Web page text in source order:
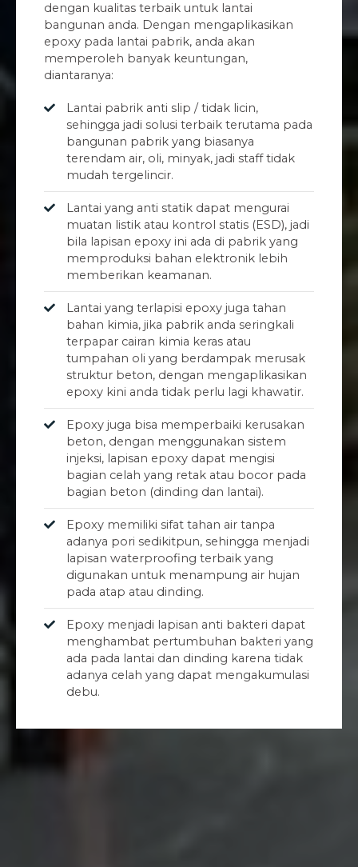
dengan kualitas terbaik untuk lantai
bangunan anda. Dengan mengaplikasikan
epoxy pada lantai pabrik, anda akan
memperoleh banyak keuntungan,
diantaranya:
Lantai pabrik anti slip / tidak licin,
sehingga jadi solusi terbaik terutama pada
bangunan pabrik yang biasanya
terendam air, oli, minyak, jadi staff tidak
mudah tergelincir.
Lantai yang anti statik dapat mengurai
muatan listik atau kontrol statis (ESD), jadi
bila lapisan epoxy ini ada di pabrik yang
memproduksi bahan elektronik lebih
memberikan keamanan.
Lantai yang terlapisi epoxy juga tahan
bahan kimia, jika pabrik anda seringkali
terpapar cairan kimia keras atau
tumpahan oli yang berdampak merusak
struktur beton, dengan mengaplikasikan
epoxy kini anda tidak perlu lagi khawatir.
Epoxy juga bisa memperbaiki kerusakan
beton, dengan menggunakan sistem
injeksi, lapisan epoxy dapat mengisi
bagian celah yang retak atau bocor pada
bagian beton (dinding dan lantai).
Epoxy memiliki sifat tahan air tanpa
adanya pori sedikitpun, sehingga menjadi
lapisan waterproofing terbaik yang
digunakan untuk menampung air hujan
pada atap atau dinding.
Epoxy menjadi lapisan anti bakteri dapat
menghambat pertumbuhan bakteri yang
ada pada lantai dan dinding karena tidak
adanya celah yang dapat mengakumulasi
debu.